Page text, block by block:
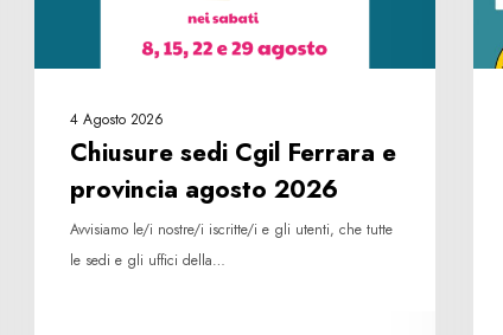
4 Agosto 2026
Chiusure sedi Cgil Ferrara e
provincia agosto 2026
Avvisiamo le/i nostre/i iscritte/i e gli utenti, che tutte
le sedi e gli uffici della…